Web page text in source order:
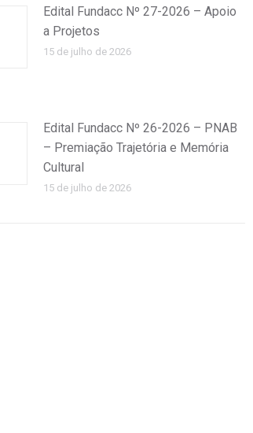
Edital Fundacc Nº 27-2026 – Apoio
a Projetos
15 de julho de 2026
Edital Fundacc Nº 26-2026 – PNAB
– Premiação Trajetória e Memória
Cultural
15 de julho de 2026